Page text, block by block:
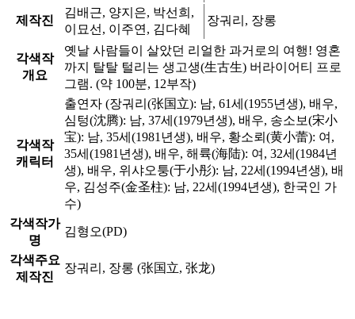
제작진
김배근, 양지은, 박선희,
이묘선, 이주연, 김다혜
장궈리, 장롱
각색작
개요
옛날 사람들이 살았던 리얼한 과거로의 여행! 영혼
까지 탈탈 털리는 생고생(生古生) 버라이어티 프로
그램. (약 100분, 12부작)
각색작
캐릭터
출연자 (장궈리(张国立): 남, 61세(1955년생), 배우,
심텅(沈腾): 남, 37세(1979년생), 배우, 송소보(宋小
宝): 남, 35세(1981년생), 배우, 황소뢰(黄小蕾): 여,
35세(1981년생), 배우, 해륙(海陆): 여, 32세(1984년
생), 배우, 위샤오퉁(于小彤): 남, 22세(1994년생), 배
우, 김성주(金圣柱): 남, 22세(1994년생), 한국인 가
수)
각색작가
명
김형오(PD)
각색주요
제작진
장궈리, 장롱 (张国立, 张龙)